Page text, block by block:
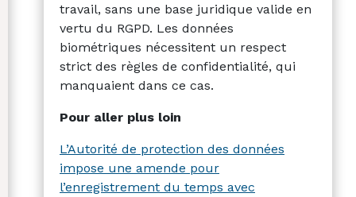
travail, sans une base juridique valide en
vertu du RGPD. Les données
biométriques nécessitent un respect
strict des règles de confidentialité, qui
manquaient dans ce cas.
Pour aller plus loin
L’Autorité de protection des données
impose une amende pour
l’enregistrement du temps avec